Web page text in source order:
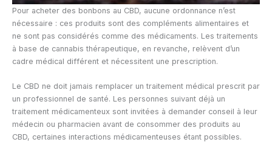
Pour acheter des bonbons au CBD, aucune ordonnance n’est
nécessaire : ces produits sont des compléments alimentaires et
ne sont pas considérés comme des médicaments. Les traitements
à base de cannabis thérapeutique, en revanche, relèvent d’un
cadre médical différent et nécessitent une prescription.
Le CBD ne doit jamais remplacer un traitement médical prescrit par
un professionnel de santé. Les personnes suivant déjà un
traitement médicamenteux sont invitées à demander conseil à leur
médecin ou pharmacien avant de consommer des produits au
CBD, certaines interactions médicamenteuses étant possibles.